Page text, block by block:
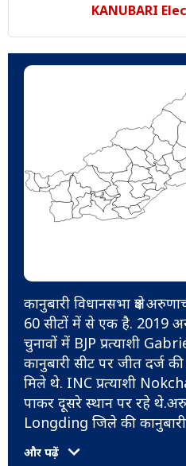
KANUBARI
कानुबारी विधानसभा क्षेत्र
60 सीटों में से एक है. 2019
चुनावों में BJP प्रत्याशी
कानुबारी सीट पर जीत दर्ज
मिले थे. INC प्रत्याशी
पाकर दूसरे स्थान पर रहे
Longding जिले की कानुबारी
और पढ़ें